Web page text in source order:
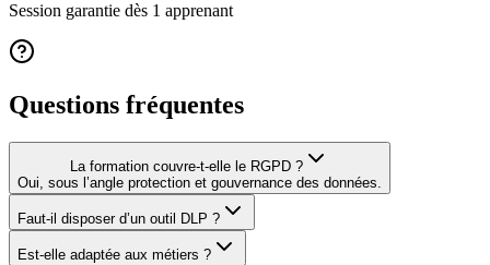
Session garantie dès 1 apprenant
Questions fréquentes
La formation couvre-t-elle le RGPD ?
Oui, sous l’angle protection et gouvernance des données.
Faut-il disposer d’un outil DLP ?
Est-elle adaptée aux métiers ?